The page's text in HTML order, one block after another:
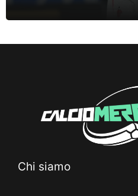
Chi siamo